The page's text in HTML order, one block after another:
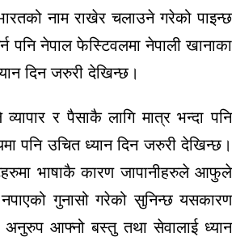
नाम राखेर चलाउने गरेको पाइन्छ
पनि नेपाल फेस्टिवलमा नेपाली खानाका
दिन जरुरी देखिन्छ।
र पैसाकै लागि मात्र भन्दा पनि
पनि उचित ध्यान दिन जरुरी देखिन्छ।
भाषाकै कारण जापानीहरुले आफुले
गुनासो गरेको सुनिन्छ यसकारण
अनुरुप आफ्नो बस्तु तथा सेवालाई ध्यान